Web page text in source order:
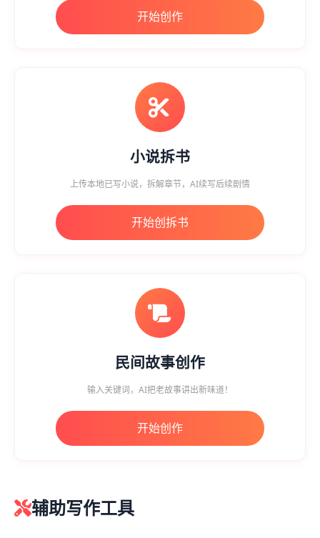
开始创作
小说拆书
上传本地已写小说，拆解章节，AI续写后续剧情
开始创拆书
民间故事创作
输入关键词，AI把老故事讲出新味道！
开始创作
辅助写作工具